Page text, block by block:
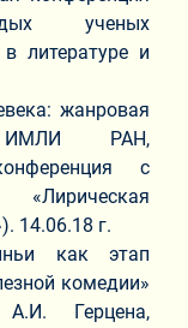
ученых
литературе и
жанровая
ИМЛИ РАН,
с
«Лирическая
14.06.18 г.
как этап
комедии»
Герцена,